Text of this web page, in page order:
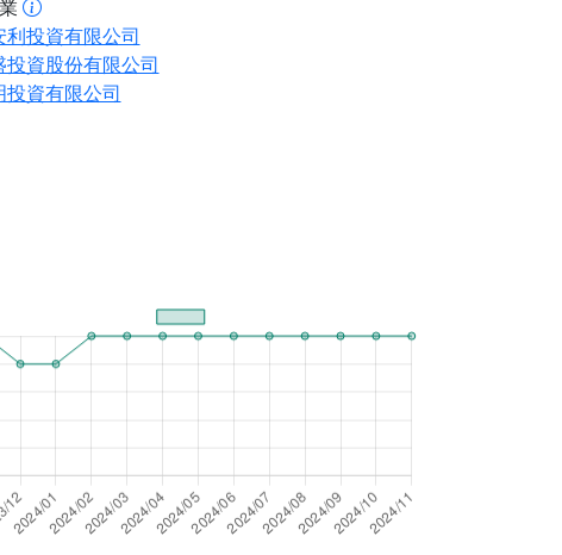
利投資有限公司
投資股份有限公司
投資有限公司